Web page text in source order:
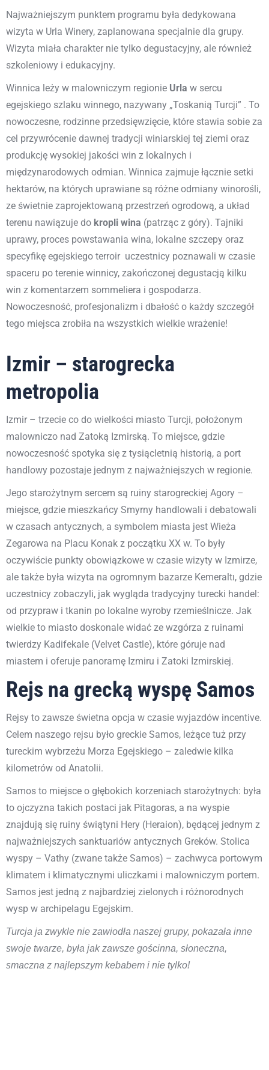
Najważniejszym punktem programu była dedykowana
wizyta w Urla Winery, zaplanowana specjalnie dla grupy.
Wizyta miała charakter nie tylko degustacyjny, ale również
szkoleniowy i edukacyjny.
Winnica leży w malowniczym regionie Urla w sercu
egejskiego szlaku winnego, nazywany „Toskanią Turcji” . To
nowoczesne, rodzinne przedsięwzięcie, które stawia sobie za
cel przywrócenie dawnej tradycji winiarskiej tej ziemi oraz
produkcję wysokiej jakości win z lokalnych i
międzynarodowych odmian. Winnica zajmuje łącznie setki
hektarów, na których uprawiane są różne odmiany winorośli,
ze świetnie zaprojektowaną przestrzeń ogrodową, a układ
terenu nawiązuje do kropli wina (patrząc z góry). Tajniki
uprawy, proces powstawania wina, lokalne szczepy oraz
specyfikę egejskiego terroir uczestnicy poznawali w czasie
spaceru po terenie winnicy, zakończonej degustacją kilku
win z komentarzem sommeliera i gospodarza.
Nowoczesność, profesjonalizm i dbałość o każdy szczegół
tego miejsca zrobiła na wszystkich wielkie wrażenie!
Izmir – starogrecka
metropolia
Izmir – trzecie co do wielkości miasto Turcji, położonym
malowniczo nad Zatoką Izmirską. To miejsce, gdzie
nowoczesność spotyka się z tysiącletnią historią, a port
handlowy pozostaje jednym z najważniejszych w regionie.
Jego starożytnym sercem są ruiny starogreckiej Agory –
miejsce, gdzie mieszkańcy Smyrny handlowali i debatowali
w czasach antycznych, a symbolem miasta jest Wieża
Zegarowa na Placu Konak z początku XX w. To były
oczywiście punkty obowiązkowe w czasie wizyty w Izmirze,
ale także była wizyta na ogromnym bazarze Kemeraltı, gdzie
uczestnicy zobaczyli, jak wygląda tradycyjny turecki handel:
od przypraw i tkanin po lokalne wyroby rzemieślnicze. Jak
wielkie to miasto doskonale widać ze wzgórza z ruinami
twierdzy Kadifekale (Velvet Castle), które góruje nad
miastem i oferuje panoramę Izmiru i Zatoki Izmirskiej.
Rejs na grecką wyspę Samos
Rejsy to zawsze świetna opcja w czasie wyjazdów incentive.
Celem naszego rejsu było greckie Samos, leżące tuż przy
tureckim wybrzeżu Morza Egejskiego – zaledwie kilka
kilometrów od Anatolii.
Samos to miejsce o głębokich korzeniach starożytnych: była
to ojczyzna takich postaci jak Pitagoras, a na wyspie
znajdują się ruiny świątyni Hery (Heraion), będącej jednym z
najważniejszych sanktuariów antycznych Greków. Stolica
wyspy – Vathy (zwane także Samos) – zachwyca portowym
klimatem i klimatycznymi uliczkami i malowniczym portem.
Samos jest jedną z najbardziej zielonych i różnorodnych
wysp w archipelagu Egejskim.
Turcja ja zwykle nie zawiodła naszej grupy, pokazała inne
swoje twarze, była jak zawsze gościnna, słoneczna,
smaczna z najlepszym kebabem i nie tylko!